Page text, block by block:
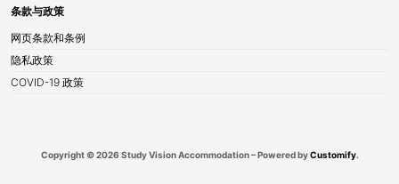
条款与政策
网页条款和条例
隐私政策
COVID-19 政策
Copyright © 2026 Study Vision Accommodation – Powered byCustomify.